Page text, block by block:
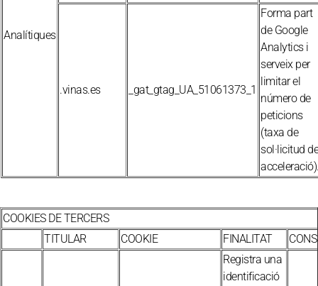
Analítiques
.vinas.es _gat_gtag_UA_51061373_1
Forma part
de Google
Analytics i
serveix per
limitar el
número de
peticions
(taxa de
sol·licitud
COOKIES DE TERCERS
TITULAR
COOKIE FINALITAT
Registra una
identificació